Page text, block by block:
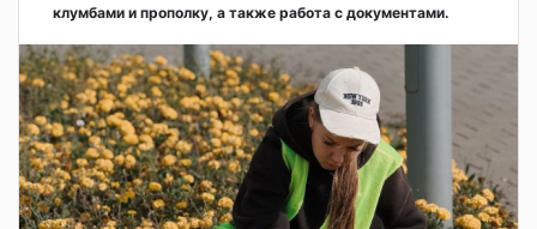
клумбами и прополку, а также работа с документами.